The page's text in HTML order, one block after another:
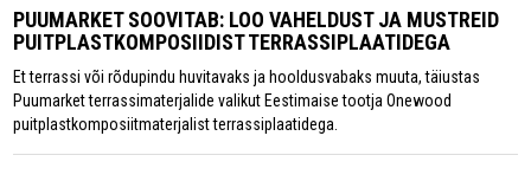
PUUMARKET SOOVITAB: LOO VAHELDUST JA MUSTREID
PUITPLASTKOMPOSIIDIST TERRASSIPLAATIDEGA
Et terrassi või rõdupindu huvitavaks ja hooldusvabaks muuta, täiustas
Puumarket terrassimaterjalide valikut Eestimaise tootja Onewood
puitplastkomposiitmaterjalist terrassiplaatidega.